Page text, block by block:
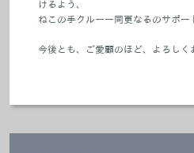
けるよう、
ねこの手クルー一同更なるのサポー
今後とも、ご愛顧のほど、よろしく